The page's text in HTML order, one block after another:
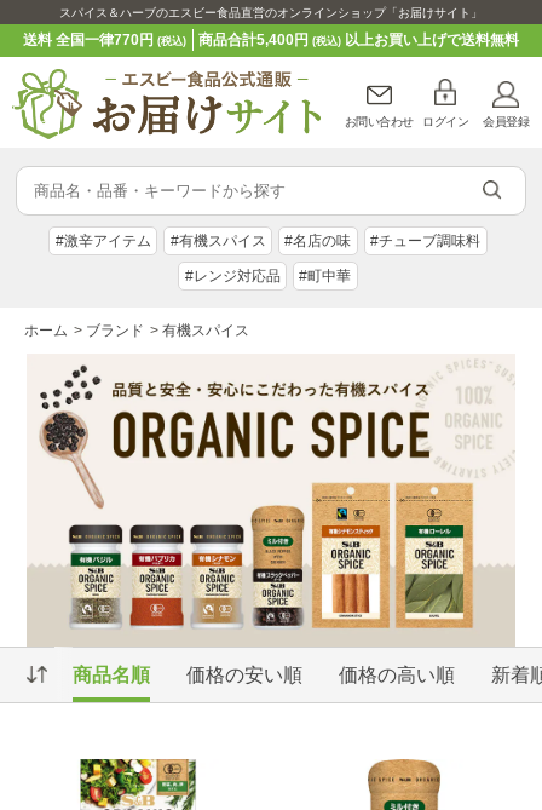
スパイス＆ハーブのエスビー食品直営のオンラインショップ「お届けサイト」
送料 全国一律770円(税込) 商品合計5,400円 (税込)以上お買い上げで送料無料
お問い合わせ ログイン 会員登録
#激辛アイテム #有機スパイス #名店の味 #チューブ調味料
#レンジ対応品 #町中華
ホーム > ブランド > 有機スパイス
商品名順 価格の安い順 価格の高い順 新着